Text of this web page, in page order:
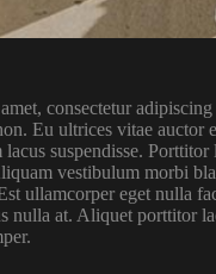
consectetur
Eu ultrices vitae auctor
lacus suspendisse.
vestibulum morbi
ullamcorper eget nulla
nulla at. Aliquet porttitor